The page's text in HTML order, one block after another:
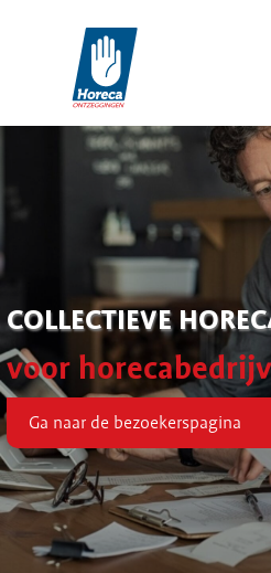
COLLECTIEVE
voor
Ga naar de bezoekerspagina